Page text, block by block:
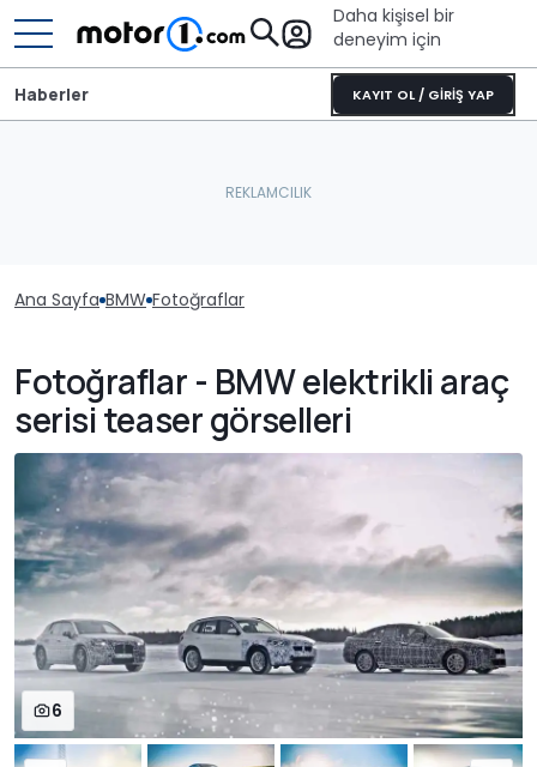
Daha kişisel bir
deneyim için
KAYIT OL / GİRİŞ YAP
Haberler
Ana Sayfa BMW Fotoğraflar
Fotoğraflar - BMW elektrikli araç
serisi teaser görselleri
6